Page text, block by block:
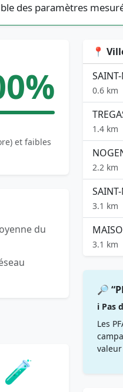
des paramètres
et faibles
du
🧪
📍
0.6 km
1.4 km
2.2 km
3.1 km
3.1 km
🔎
ℹ️ Pas
Les